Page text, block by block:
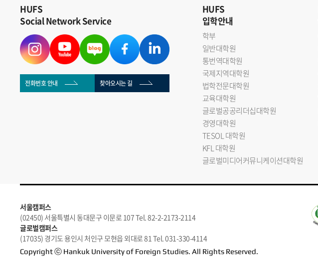
HUFS
Social Network Service
전화번호 안내 찾아오시는 길
HUFS
입학안내
학부
일반대학원
통번역대학원
국제지역대학원
법학전문대학원
교육대학원
글로벌공공리더십대학원
경영대학원
TESOL 대학원
KFL 대학원
글로벌미디어커뮤니케이션대학원
서울캠퍼스
(02450) 서울특별시 동대문구 이문로 107 Tel. 82-2-2173-2114
글로벌캠퍼스
(17035) 경기도 용인시 처인구 모현읍 외대로 81 Tel. 031-330-4114
Copyright ⓒ Hankuk University of Foreign Studies. All Rights Reserved.